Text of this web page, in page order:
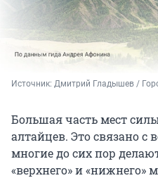
Источник: Дмитрий Гладышев /
Большая часть мест
алтайцев. Это связано с
многие до сих пор
«верхнего» и «нижнего»